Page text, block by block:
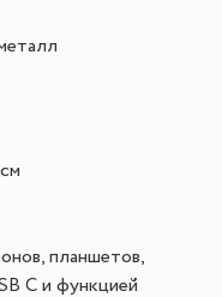
планшетов,
C и функцией